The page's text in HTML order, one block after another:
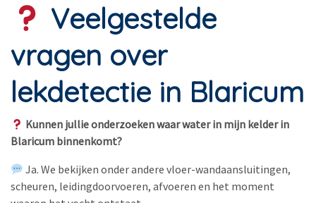
Veelgestelde
vragen over
lekdetectie in Blaricum
Kunnen jullie onderzoeken waar water in mijn kelder in
Blaricum binnenkomt?
Ja. We bekijken onder andere vloer-wandaansluitingen,
scheuren, leidingdoorvoeren, afvoeren en het moment